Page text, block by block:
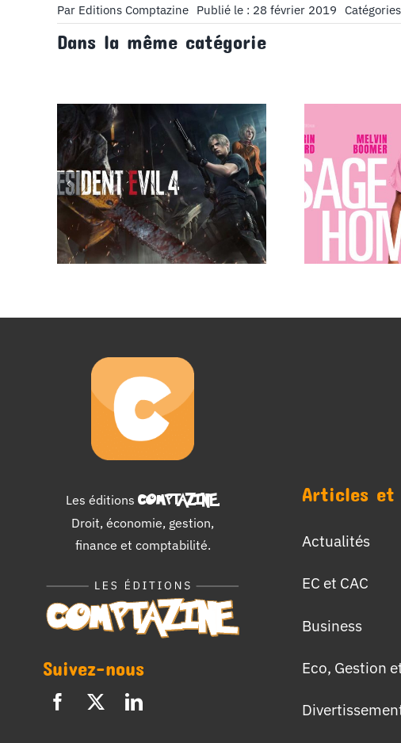
Par Editions Comptazine Publié le : 28 février 2019
Dans la même catégorie
Evil 4
Les éditions COMPTAZINE.
Droit, économie, gestion,
finance et comptabilité.
Suivez-nous
Articles et
Actualités
EC et CAC
Business
Eco, Gestion